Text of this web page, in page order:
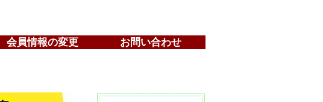
お問い合わせ
会員情報の変更